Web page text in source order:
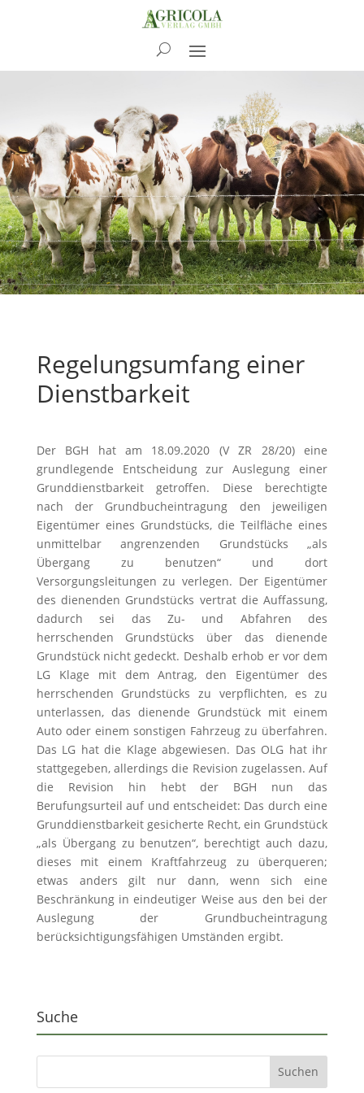
News
Regelungsumfang einer
Dienstbarkeit
Der BGH hat am 18.09.2020 (V ZR 28/20) eine
grundlegende Entscheidung zur Auslegung einer
Grunddienstbarkeit getroffen. Diese berechtigte
nach der Grundbucheintragung den jeweiligen
Eigentümer eines Grundstücks, die Teilfläche eines
unmittelbar angrenzenden Grundstücks „als
Übergang zu benutzen“ und dort
Versorgungsleitungen zu verlegen. Der Eigentümer
des dienenden Grundstücks vertrat die Auffassung,
dadurch sei das Zu- und Abfahren des
herrschenden Grundstücks über das dienende
Grundstück nicht gedeckt. Deshalb erhob er vor dem
LG Klage mit dem Antrag, den Eigentümer des
herrschenden Grundstücks zu verpflichten, es zu
unterlassen, das dienende Grundstück mit einem
Auto oder einem sonstigen Fahrzeug zu überfahren.
Das LG hat die Klage abgewiesen. Das OLG hat ihr
stattgegeben, allerdings die Revision zugelassen. Auf
die Revision hin hebt der BGH nun das
Berufungsurteil auf und entscheidet: Das durch eine
Grunddienstbarkeit gesicherte Recht, ein Grundstück
„als Übergang zu benutzen“, berechtigt auch dazu,
dieses mit einem Kraftfahrzeug zu überqueren;
etwas anders gilt nur dann, wenn sich eine
Beschränkung in eindeutiger Weise aus den bei der
Auslegung der Grundbucheintragung
berücksichtigungsfähigen Umständen ergibt.
Suche